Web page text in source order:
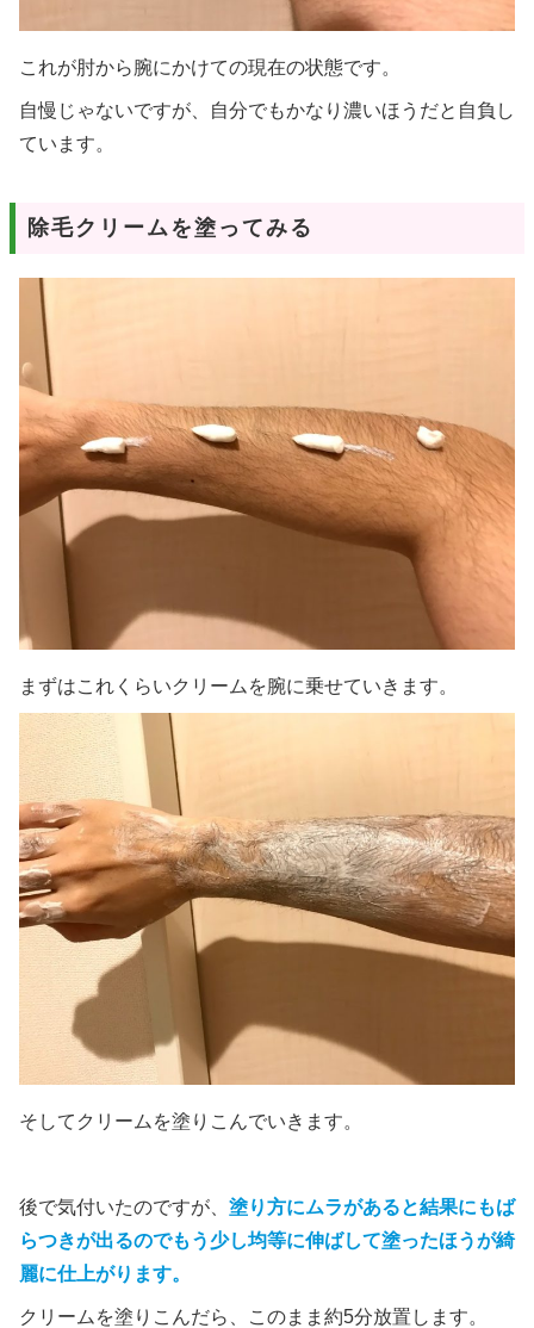
これが肘から腕にかけての現在の状態です。
自慢じゃないですが、自分でもかなり濃いほうだと自負し
ています。
除毛クリームを塗ってみる
まずはこれくらいクリームを腕に乗せていきます。
そしてクリームを塗りこんでいきます。
後で気付いたのですが、 塗り方にムラがあると結果にもば
らつきが出るのでもう少し均等に伸ばして塗ったほうが綺
麗に仕上がります。
クリームを塗りこんだら、このまま約5分放置します。